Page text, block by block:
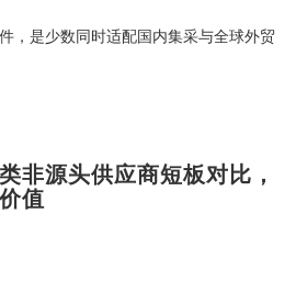
，是少数同时适配国内集采与全球外贸
非源头供应商短板对比，
值